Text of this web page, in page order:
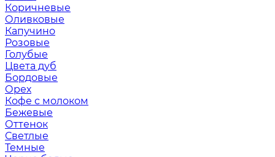
Коричневые
Оливковые
Капучино
Розовые
Голубые
Цвета дуб
Бордовые
Орех
Кофе с молоком
Бежевые
Оттенок
Светлые
Темные